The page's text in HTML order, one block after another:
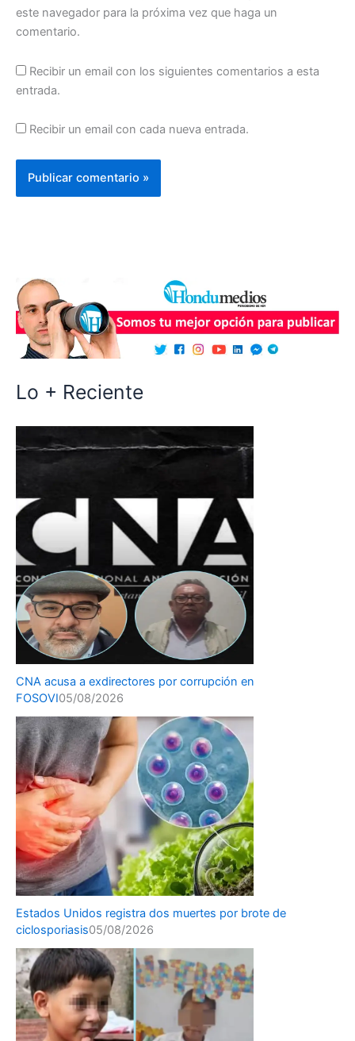
este navegador para la próxima vez que haga un
comentario.
Recibir un email con los siguientes comentarios a esta
entrada.
Recibir un email con cada nueva entrada.
Lo + Reciente
CNA acusa a exdirectores por corrupción en
FOSOVI05/08/2026
Estados Unidos registra dos muertes por brote de
ciclosporiasis05/08/2026